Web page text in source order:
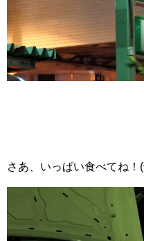
さあ、いっぱい食べてね！